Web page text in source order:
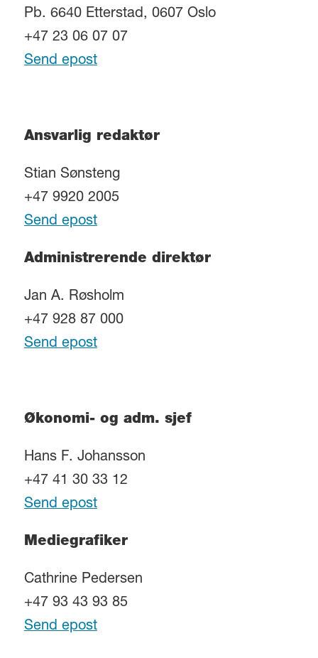
Pb. 6640 Etterstad, 0607 Oslo
+47 23 06 07 07
Send epost
Ansvarlig redaktør
Stian Sønsteng
+47 9920 2005
Send epost
Administrerende direktør
Jan A. Røsholm
+47 928 87 000
Send epost
Økonomi- og adm. sjef
Hans F. Johansson
+47 41 30 33 12
Send epost
Mediegrafiker
Cathrine Pedersen
+47 93 43 93 85
Send epost